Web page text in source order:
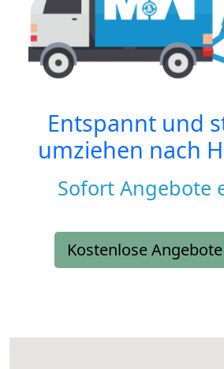
Entspannt und
umziehen nach
Sofort Angebote
Kostenlose